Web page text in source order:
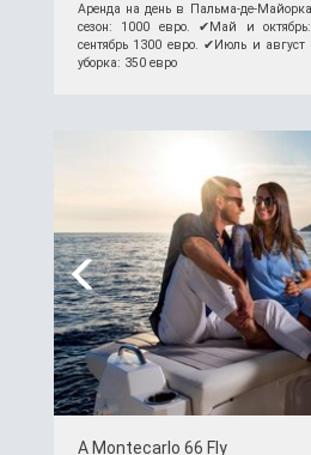
Аренда на день в Пальма-де-
сезон: 1000 евро. ✔︎Май и
сентябрь 1300 евро. ✔︎Июль и
уборка: 350 евро
Previous
A Montecarlo 66 Fly